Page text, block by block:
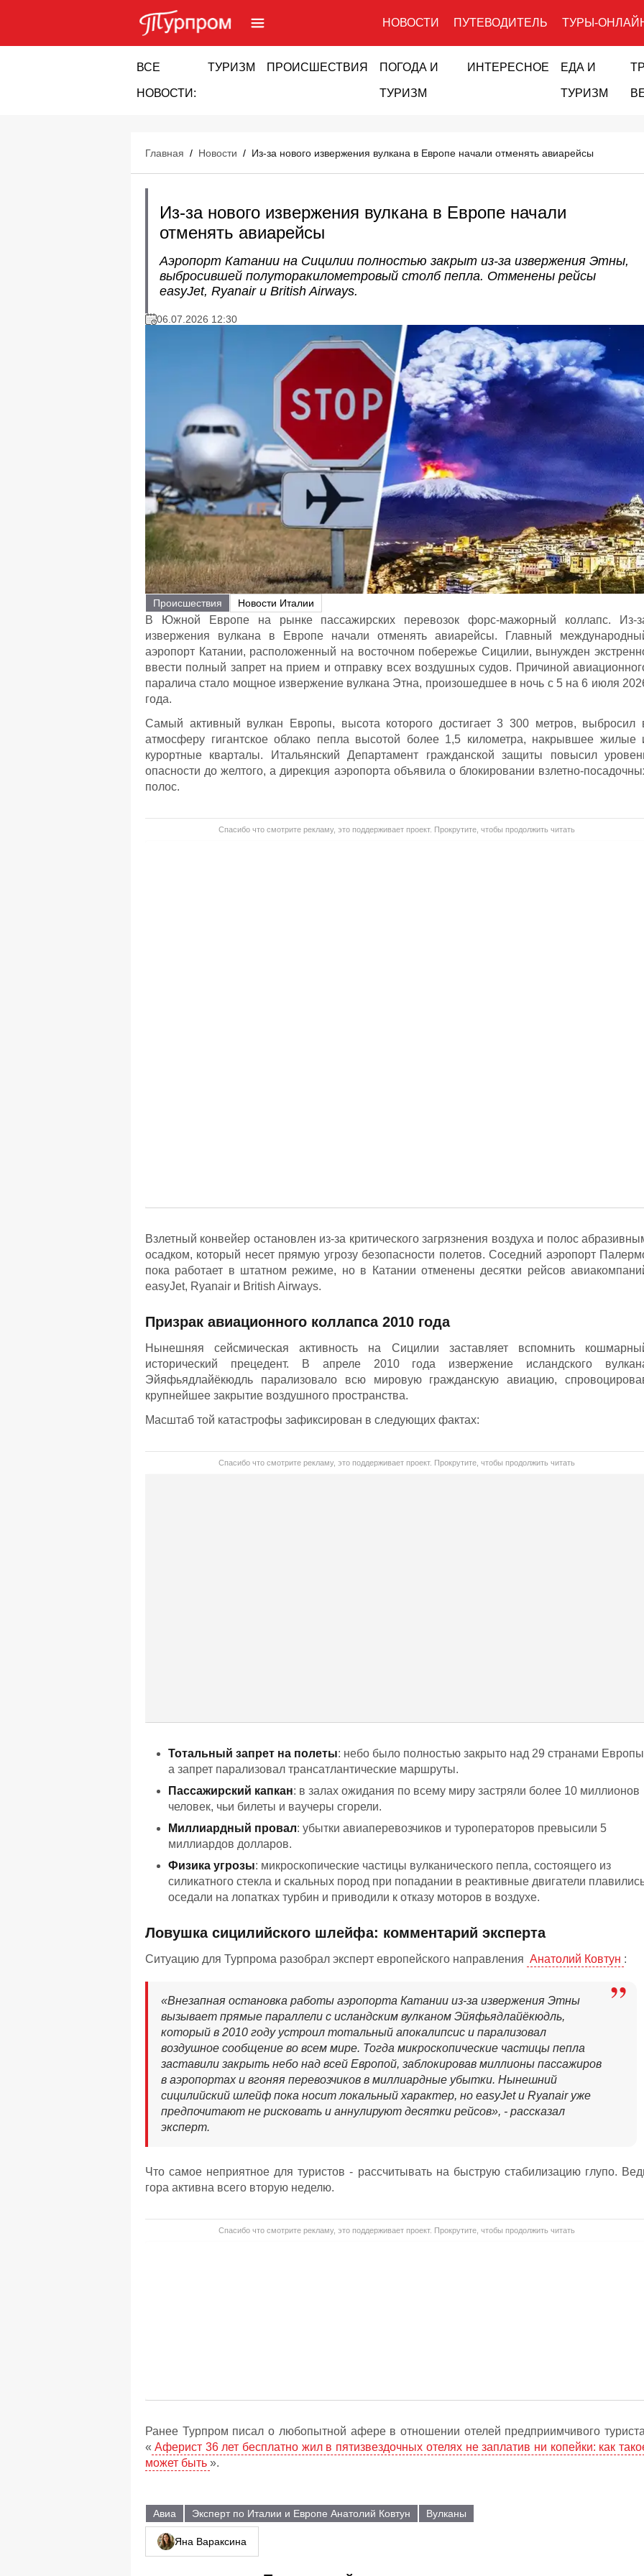
НОВОСТИ ПУТЕВОДИТЕЛЬ ТУРЫ-
ВСЕ
НОВОСТИ:
ТУРИЗМ ПРОИСШЕСТВИЯ ПОГОДА И
ТУРИЗМ
ИНТЕРЕСНОЕ ЕДА И
ТУРИЗМ
Главная / Новости / Из-за нового извержения вулкана в Европе начали отменять авиарейсы
Из-за нового извержения вулкана в Европе начали
отменять авиарейсы
Аэропорт Катании на Сицилии полностью закрыт из-за извержения Этны,
выбросившей полуторакилометровый столб пепла. Отменены рейсы
easyJet, Ryanair и British Airways.
06.07.2026 12:30
Происшествия Новости Италии
В Южной Европе на рынке пассажирских перевозок форс-мажорный коллапс.
Из-
извержения вулкана в Европе начали отменять авиарейсы.
Главный
аэропорт Катании, расположенный на восточном побережье Сицилии, вынужден
ввести полный запрет на прием и отправку всех воздушных судов. Причиной
паралича стало мощное извержение вулкана Этна, произошедшее в ночь с 5 на 6 июля
года.
Самый активный вулкан Европы, высота которого достигает 3 300 метров, выбросил
атмосферу гигантское облако пепла высотой более 1,5 километра, накрывшее жилые
курортные кварталы. Итальянский Департамент гражданской защиты повысил
опасности до желтого, а дирекция аэропорта объявила о блокировании взлетно-
полос.
Спасибо что смотрите рекламу, это поддерживает проект. Прокрутите, чтобы продолжить читать
Взлетный конвейер остановлен из-за критического загрязнения воздуха и полос
осадком, который несет прямую угрозу безопасности полетов. Соседний аэропорт
пока работает в штатном режиме, но в Катании отменены десятки рейсов
easyJet, Ryanair и British Airways.
Призрак авиационного коллапса 2010 года
Нынешняя сейсмическая активность на Сицилии заставляет вспомнить
исторический прецедент. В апреле 2010 года извержение исландского
Эйяфьядлайёкюдль парализовало всю мировую гражданскую авиацию,
крупнейшее закрытие воздушного пространства.
Масштаб той катастрофы зафиксирован в следующих фактах:
Спасибо что смотрите рекламу, это поддерживает проект. Прокрутите, чтобы продолжить читать
Тотальный запрет на полеты: небо было полностью закрыто над 29 странами
а запрет парализовал трансатлантические маршруты.
Пассажирский капкан: в залах ожидания по всему миру застряли более 10 миллионов
человек, чьи билеты и ваучеры сгорели.
Миллиардный провал: убытки авиаперевозчиков и туроператоров превысили 5
миллиардов долларов.
Физика угрозы: микроскопические частицы вулканического пепла, состоящего из
силикатного стекла и скальных пород при попадании в реактивные двигатели
оседали на лопатках турбин и приводили к отказу моторов в воздухе.
Ловушка сицилийского шлейфа: комментарий эксперта
Ситуацию для Турпрома разобрал эксперт европейского направления Анатолий Ковтун :
«Внезапная остановка работы аэропорта Катании из-за извержения Этны
вызывает прямые параллели с исландским вулканом Эйяфьядлайёкюдль,
который в 2010 году устроил тотальный апокалипсис и парализовал
воздушное сообщение во всем мире. Тогда микроскопические частицы пепла
заставили закрыть небо над всей Европой, заблокировав миллионы пассажиров
в аэропортах и вгоняя перевозчиков в миллиардные убытки. Нынешний
сицилийский шлейф пока носит локальный характер, но easyJet и Ryanair уже
предпочитают не рисковать и аннулируют десятки рейсов», - рассказал
эксперт.
Что самое неприятное для туристов - рассчитывать на быструю стабилизацию глупо.
гора активна всего вторую неделю.
Спасибо что смотрите рекламу, это поддерживает проект. Прокрутите, чтобы продолжить читать
Ранее Турпром писал о любопытной афере в отношении отелей предприимчивого
« Аферист 36 лет бесплатно жил в пятизвездочных отелях не заплатив ни копейки: как
может быть ».
Авиа Эксперт по Италии и Европе Анатолий Ковтун Вулканы
Яна Вараксина